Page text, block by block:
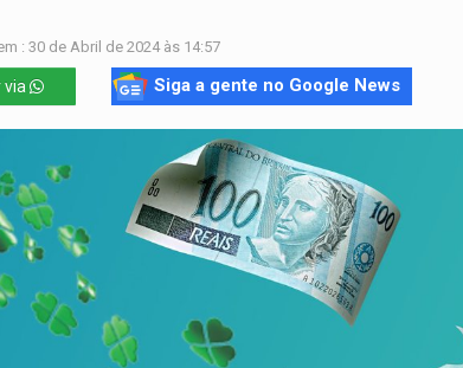
: 30 de Abril de 2024 às 14:57
via Siga a gente no Google News